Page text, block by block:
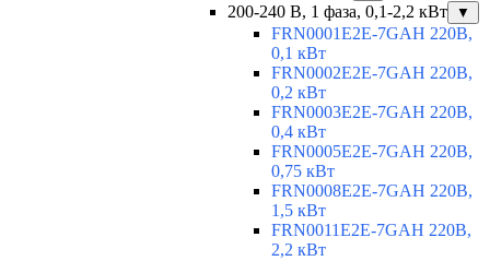
200-240 В, 1 фаза, 0,1-2,2 кВт ▼
FRN0001E2E-7GAH 220В,
0,1 кВт
FRN0002E2E-7GAH 220В,
0,2 кВт
FRN0003E2E-7GAH 220В,
0,4 кВт
FRN0005E2E-7GAH 220В,
0,75 кВт
FRN0008E2E-7GAH 220В,
1,5 кВт
FRN0011E2E-7GAH 220В,
2,2 кВт